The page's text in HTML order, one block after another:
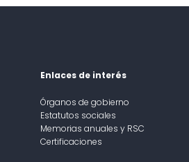
Enlaces de interés
Órganos de gobierno
Estatutos sociales
Memorias anuales y RSC
Certificaciones